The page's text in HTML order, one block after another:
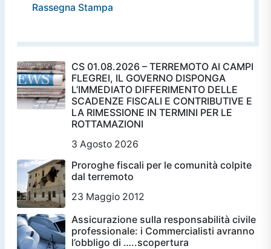
Rassegna Stampa
CS 01.08.2026 – TERREMOTO AI CAMPI
FLEGREI, IL GOVERNO DISPONGA
L’IMMEDIATO DIFFERIMENTO DELLE
SCADENZE FISCALI E CONTRIBUTIVE E
LA RIMESSIONE IN TERMINI PER LE
ROTTAMAZIONI
3 Agosto 2026
Proroghe fiscali per le comunità colpite
dal terremoto
23 Maggio 2012
Assicurazione sulla responsabilità civile
professionale: i Commercialisti avranno
l’obbligo di …..scopertura